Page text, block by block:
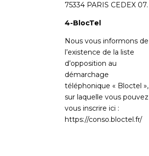
75334 PARIS CEDEX 07.
4-BlocTel
Nous vous informons de
l’existence de la liste
d’opposition au
démarchage
téléphonique « Bloctel »,
sur laquelle vous pouvez
vous inscrire ici :
https://conso.bloctel.fr/